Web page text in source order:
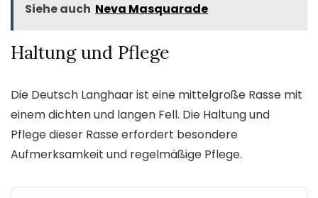
Siehe auch Neva Masquarade
Haltung und Pflege
Die Deutsch Langhaar ist eine mittelgroße Rasse mit
einem dichten und langen Fell. Die Haltung und
Pflege dieser Rasse erfordert besondere
Aufmerksamkeit und regelmäßige Pflege.